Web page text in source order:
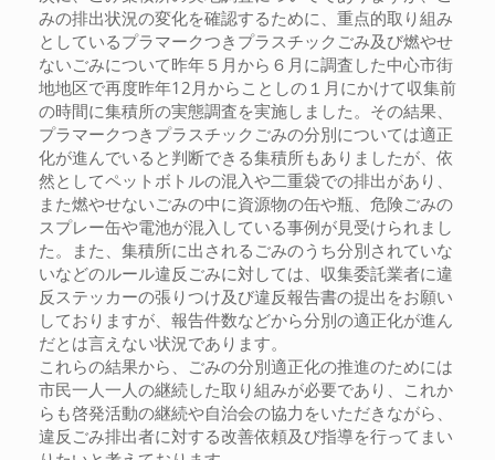
みの排出状況の変化を確認するために、重点的取り組み
としているプラマークつきプラスチックごみ及び燃やせ
ないごみについて昨年５月から６月に調査した中心市街
地地区で再度昨年12月からことしの１月にかけて収集前
の時間に集積所の実態調査を実施しました。その結果、
プラマークつきプラスチックごみの分別については適正
化が進んでいると判断できる集積所もありましたが、依
然としてペットボトルの混入や二重袋での排出があり、
また燃やせないごみの中に資源物の缶や瓶、危険ごみの
スプレー缶や電池が混入している事例が見受けられまし
た。また、集積所に出されるごみのうち分別されていな
いなどのルール違反ごみに対しては、収集委託業者に違
反ステッカーの張りつけ及び違反報告書の提出をお願い
しておりますが、報告件数などから分別の適正化が進ん
だとは言えない状況であります。
これらの結果から、ごみの分別適正化の推進のためには
市民一人一人の継続した取り組みが必要であり、これか
らも啓発活動の継続や自治会の協力をいただきながら、
違反ごみ排出者に対する改善依頼及び指導を行ってまい